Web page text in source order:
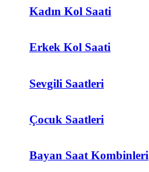
Kadın Kol Saati
Erkek Kol Saati
Sevgili Saatleri
Çocuk Saatleri
Bayan Saat Kombinleri